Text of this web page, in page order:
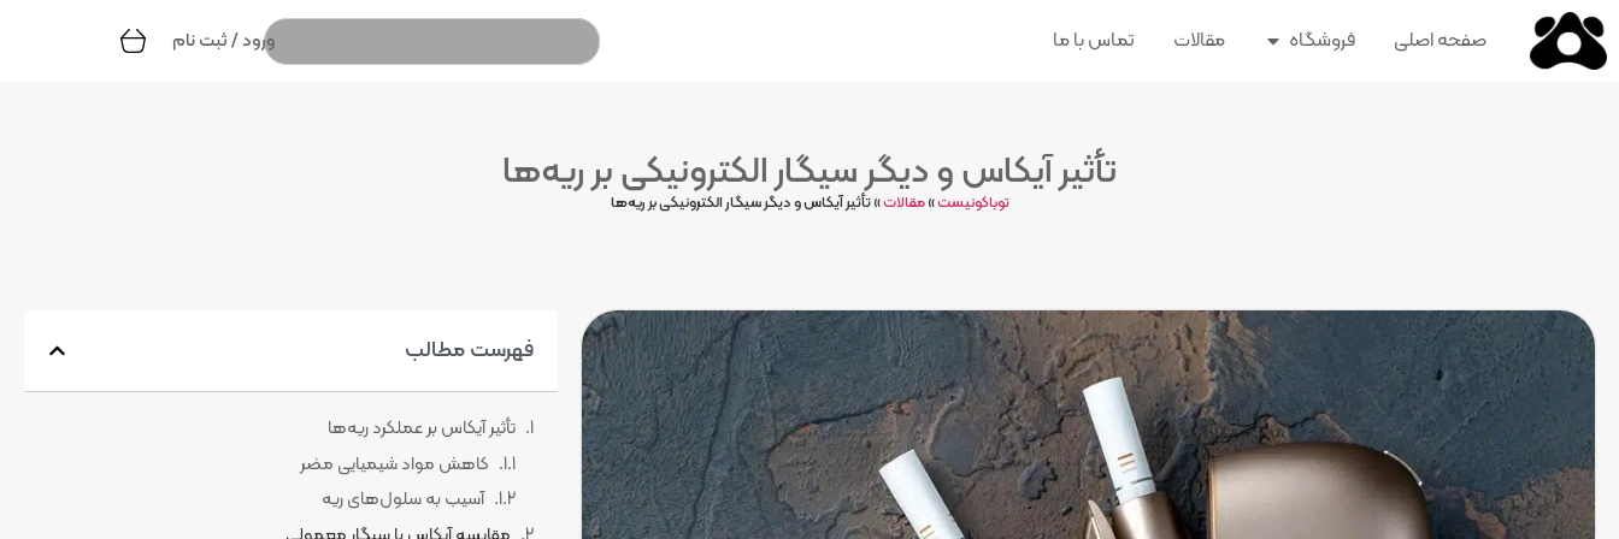
صفحه اصلی فروشگاه مقالات تماس با ما ورود / ثبت نام
تأثیر آیکاس و دیگر سیگار الکترونیکی بر ریه‌ها
توباکونیست»مقالات»تأثیر آیکاس و دیگر سیگار الکترونیکی بر ریه‌ها
فهرست مطالب
تأثیر آیکاس بر عملکرد ریه‌ها
کاهش مواد شیمیایی مضر
آسیب به سلول‌های ریه